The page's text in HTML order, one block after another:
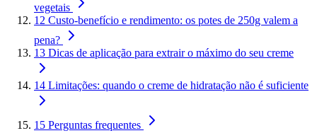
vegetais
12 Custo-benefício e rendimento: os potes de 250g valem a
pena?
13 Dicas de aplicação para extrair o máximo do seu creme
14 Limitações: quando o creme de hidratação não é suficiente
15 Perguntas frequentes